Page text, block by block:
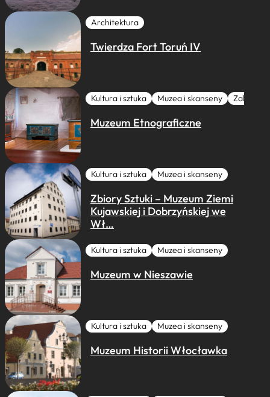
Architektura
Twierdza Fort Toruń IV
Kultura i sztuka Muzea i skanseny Zabytki I
Muzeum Etnograficzne
Kultura i sztuka Muzea i skanseny
Zbiory Sztuki – Muzeum Ziemi
Kujawskiej i Dobrzyńskiej we
Wł…
Kultura i sztuka Muzea i skanseny
Muzeum w Nieszawie
Kultura i sztuka Muzea i skanseny
Muzeum Historii Włocławka